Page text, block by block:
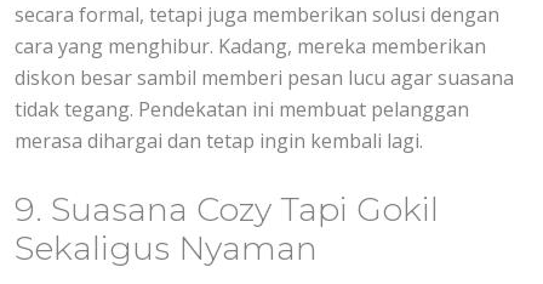
secara formal, tetapi juga memberikan solusi dengan
cara yang menghibur. Kadang, mereka memberikan
diskon besar sambil memberi pesan lucu agar suasana
tidak tegang. Pendekatan ini membuat pelanggan
merasa dihargai dan tetap ingin kembali lagi.
9. Suasana Cozy Tapi Gokil
Sekaligus Nyaman